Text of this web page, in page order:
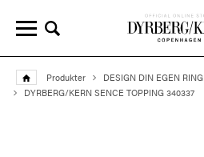
Produkter DESIGN DIN EGEN RING
DYRBERG/KERN SENCE TOPPING 340337